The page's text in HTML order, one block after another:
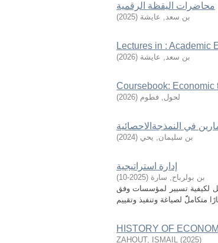
محاضرات اليقظة الرقمية
بن سعد, عايشة (
2025
)
Lectures in : Academic
بن سعد, عايشة (
2026
)
Coursebook:
لحول, فطوم (
2026
)
في النمذجةالاحصائية
بن سليمان, يحي (
2024
)
إدارة استراتيجية
بن بولرباح, سارة (
2025-10
)
لكيفية تسيير لمؤسسات وفق
HISTORY OF
ZAHOUT, ISMAIL (2025)